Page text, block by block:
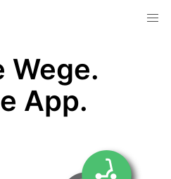
Wege.
App.